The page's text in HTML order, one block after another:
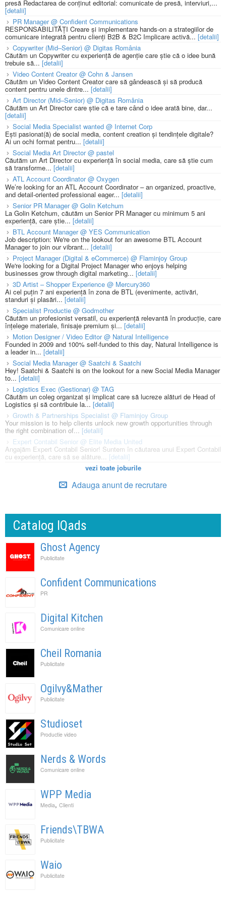
presă Redactarea de conținut editorial: comunicate de presă, interviuri,...
[detalii]
PR Manager @ Confident Communications
RESPONSABILITĂȚI Creare și implementare hands-on a strategiilor de
comunicare integrată pentru clienți B2B & B2C Implicare activă... [detalii]
Copywriter (Mid–Senior) @ Digitas România
Căutăm un Copywriter cu experiență de agenție care știe că o idee bună
trebuie să... [detalii]
Video Content Creator @ Cohn & Jansen
Căutăm un Video Content Creator care să gândească și să producă
content pentru unele dintre... [detalii]
Art Director (Mid–Senior) @ Digitas România
Căutăm un Art Director care știe că e tare când o idee arată bine, dar...
[detalii]
Social Media Specialist wanted @ Internet Corp
Ești pasionat(ă) de social media, content creation și tendințele digitale?
Ai un ochi format pentru... [detalii]
Social Media Art Director @ pastel
Căutăm un Art Director cu experiență în social media, care să știe cum
să transforme... [detalii]
ATL Account Coordinator @ Oxygen
We’re looking for an ATL Account Coordinator – an organized, proactive,
and detail-oriented professional eager... [detalii]
Senior PR Manager @ Golin Ketchum
La Golin Ketchum, căutăm un Senior PR Manager cu minimum 5 ani
experiență, care știe... [detalii]
BTL Account Manager @ YES Communication
Job description: We're on the lookout for an awesome BTL Account
Manager to join our vibrant... [detalii]
Project Manager (Digital & eCommerce) @ Flaminjoy Group
We're looking for a Digital Project Manager who enjoys helping
businesses grow through digital marketing... [detalii]
3D Artist – Shopper Experience @ Mercury360
Ai cel puțin 7 ani experiență în zona de BTL (evenimente, activări,
standuri și plasări...[detalii]
Specialist Productie @ Godmother
Căutăm un profesionist versatil, cu experiență relevantă în producție, care
înțelege materiale, finisaje premium și... [detalii]
Motion Designer / Video Editor @ Natural Intelligence
Founded in 2009 and 100% self-funded to this day, Natural Intelligence is
a leader in... [detalii]
Social Media Manager @ Saatchi & Saatchi
Hey! Saatchi & Saatchi is on the lookout for a new Social Media Manager
to... [detalii]
Logistics Exec (Gestionar) @ TAG
Căutăm un coleg organizat și implicat care să lucreze alături de Head of
Logistics și să contribuie la... [detalii]
Growth & Partnerships Specialist @ Flaminjoy Group
Your mission is to help clients unlock new growth opportunities through
the right combination of... [detalii]
Expert Contabil Senior @ Elite Media United
Angajăm Expert Contabil Senior! Suntem în căutarea unui Expert Contabil
cu experiență, care să se alăture... [detalii]
vezi toate joburile
Adauga anunt de recrutare
Catalog IQads
Ghost Agency
Publicitate
Confident Communications
PR
Digital Kitchen
Comunicare online
Cheil Romania
Publicitate
Ogilvy&Mather
Publicitate
Studioset
Productie video
Nerds & Words
Comunicare online
WPP Media
Media, Clienti
Friends\TBWA
Publicitate
Waio
Publicitate